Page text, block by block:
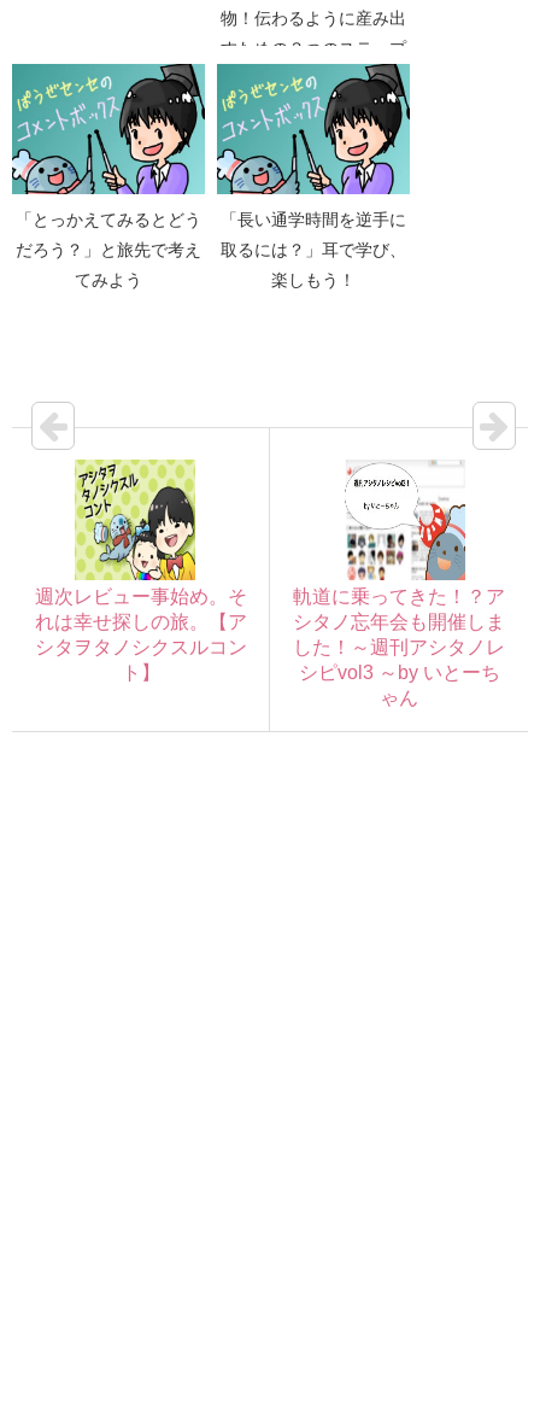
物！伝わるように産み出
すための３つのステップ
「とっかえてみるとどう
だろう？」と旅先で考え
てみよう
「長い通学時間を逆手に
取るには？」耳で学び、
楽しもう！
週次レビュー事始め。そ
れは幸せ探しの旅。【ア
シタヲタノシクスルコン
ト】
軌道に乗ってきた！？ア
シタノ忘年会も開催しま
した！～週刊アシタノレ
シピvol3 ～by いとーち
ゃん